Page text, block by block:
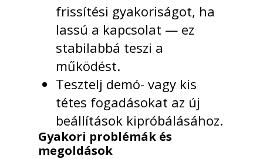
frissítési gyakoriságot, ha
lassú a kapcsolat — ez
stabilabbá teszi a
működést.
Tesztelj demó- vagy kis
tétes fogadásokat az új
beállítások kipróbálásához.
Gyakori problémák és
megoldások